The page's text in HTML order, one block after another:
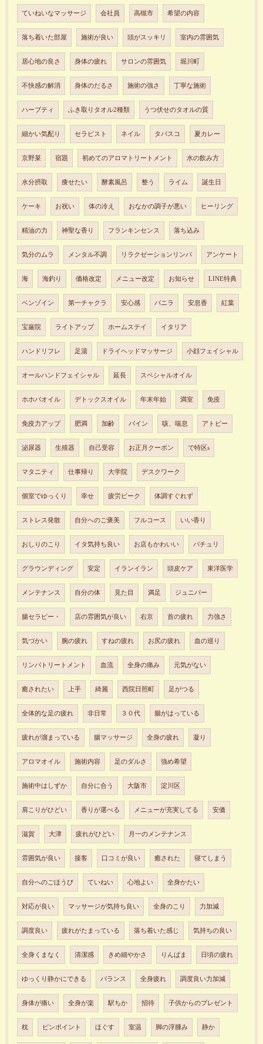
ていねいなマッサージ 会社員 高槻市 希望の内容
落ち着いた部屋 施術が良い 頭がスッキリ 室内の雰囲気
居心地の良さ 身体の疲れ サロンの雰囲気 堀川町
不快感の解消 身体のだるさ 施術の強さ 丁寧な施術
ハーブティ ふき取りタオル2種類 うつ伏せのタオルの質
細かい気配り セラピスト ネイル タバスコ 夏カレー
京野菜 宿題 初めてのアロマトリートメント 水の飲み方
水分摂取 痩せたい 酵素風呂 整う ライム 誕生日
ケーキ お祝い 体の冷え おなかの調子が悪い ヒーリング
精油の力 神聖な香り フランキンセンス 落ち込み
気分のムラ メンタル不調 リラクゼーションリンパ アンケート
海 海釣り 価格改定 メニュー改定 お知らせ LINE特典
ベンゾイン 第一チャクラ 安心感 バニラ 安息香 紅葉
宝厳院 ライトアップ ホームステイ イタリア
ハンドリフレ 足湯 ドライヘッドマッサージ 小顔フェイシャル
オールハンドフェイシャル 延長 スペシャルオイル
ホホバオイル デトックスオイル 年末年始 満室 免疫
免疫力アップ 肥満 加齢 パイン 咳、喘息 アトピー
泌尿器 生殖器 自己受容 お正月クーポン で特区s
マタニティ 仕事帰り 大学院 デスクワーク
個室でゆっくり 幸せ 疲労ピーク 体調すぐれず
ストレス発散 自分へのご褒美 フルコース いい香り
おしりのこり イタ気持ち良い お店もかわいい パチュリ
グラウンディング 安定 イランイラン 頭皮ケア 東洋医学
メンテナンス 自分の体 見た目 満足 ジュニパー
腸セラピー・ 店の雰囲気が良い 右京 首の疲れ 力強さ
気づかい 腕の疲れ すねの疲れ お尻の疲れ 血の巡り
リンパトリートメント 血流 全身の痛み 元気がない
癒されたい 上手 綺麗 西院日照町 足がつる
全体的な足の疲れ 非日常 ３０代 腸がはっている
疲れが溜まっている 腸マッサージ 全身の疲れ 凝り
アロマオイル 施術内容 足のダルさ 強め希望
施術中はしずか 自分に合う 大阪市 淀川区
肩こりがひどい 香りが選べる メニューが充実してる 安価
滋賀 大津 疲れがひどい 月一のメンテナンス
雰囲気が良い 接客 口コミが良い 癒された 寝てしまう
自分へのごほうび ていねい 心地よい 全身かたい
対応が良い マッサージが気持ち良い 全身のこり 力加減
調度良い 疲れがたまっている 落ち着いた感じ 気持ちの良い
全身くまなく 清潔感 きめ細やかさ りんぱま 日頃の疲れ
ゆっくり静かにできる バランス 全身疲れ 調度良い力加減
身体が痛い 全身が楽 駅ちか 招待 子供からのプレゼント
枕 ピンポイント ほぐす 室温 脚の浮腫み 静か